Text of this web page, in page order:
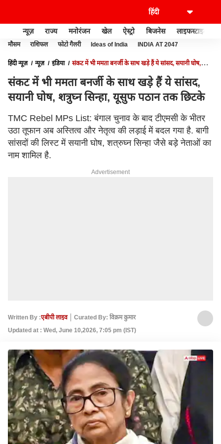
न्यूज़ राज्य मनोरंजन खेल ऐस्ट्रो बिजनेस लाइफस्टाइल
मौसम राशिफल फोटो गैलरी Ideas of India INDIA AT 2047
हिंदी न्यूज़ न्यूज़ इंडिया
संकट में भी ममता बनर्जी के साथ खड़े हैं ये सांसद, सयानी घोष,
संकट में भी ममता बनर्जी के साथ खड़े हैं ये सांसद,
सयानी घोष, शत्रुघ्न सिन्हा, यूसुफ पठान तक छिटके
TMC Rebel MPs List: बंगाल चुनाव के बाद टीएमसी के भीतर
उठा तूफान अब अस्तित्व और नेतृत्व की लड़ाई में बदल गया है. बागी
सांसदों की लिस्ट में सयानी घोष, शत्रुघ्न सिन्हा जैसे बड़े नेताओं का
नाम शामिल है.
Advertisement
Written By :एबीपी लाइव
Curated By: विक्रम कुमार
Updated at : Wed, June 10,2026, 7:05 pm (IST)